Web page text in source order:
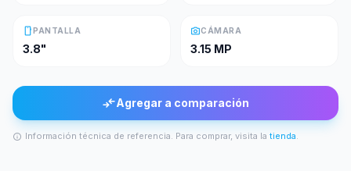
smartphonePANTALLA
3.8"
photo_cameraCÁMARA
3.15 MP
compare_arrowsAgregar a comparación
info Información técnica de referencia. Para comprar, visita la tienda.